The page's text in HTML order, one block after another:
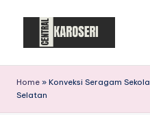
e
n
Home » Konveksi Seragam
Selatan